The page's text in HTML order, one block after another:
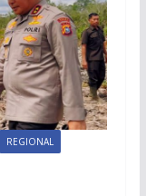
REGIONAL